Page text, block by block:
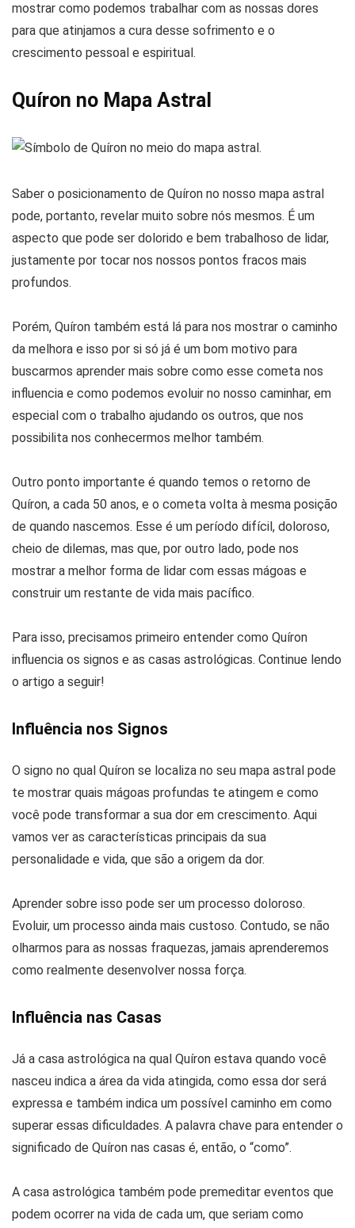
mostrar como podemos trabalhar com as nossas dores
para que atinjamos a cura desse sofrimento e o
crescimento pessoal e espiritual.
Quíron no Mapa Astral
Saber o posicionamento de Quíron no nosso mapa astral
pode, portanto, revelar muito sobre nós mesmos. É um
aspecto que pode ser dolorido e bem trabalhoso de lidar,
justamente por tocar nos nossos pontos fracos mais
profundos.
Porém, Quíron também está lá para nos mostrar o caminho
da melhora e isso por si só já é um bom motivo para
buscarmos aprender mais sobre como esse cometa nos
influencia e como podemos evoluir no nosso caminhar, em
especial com o trabalho ajudando os outros, que nos
possibilita nos conhecermos melhor também.
Outro ponto importante é quando temos o retorno de
Quíron, a cada 50 anos, e o cometa volta à mesma posição
de quando nascemos. Esse é um período difícil, doloroso,
cheio de dilemas, mas que, por outro lado, pode nos
mostrar a melhor forma de lidar com essas mágoas e
construir um restante de vida mais pacífico.
Para isso, precisamos primeiro entender como Quíron
influencia os signos e as casas astrológicas. Continue lendo
o artigo a seguir!
Influência nos Signos
O signo no qual Quíron se localiza no seu mapa astral pode
te mostrar quais mágoas profundas te atingem e como
você pode transformar a sua dor em crescimento. Aqui
vamos ver as características principais da sua
personalidade e vida, que são a origem da dor.
Aprender sobre isso pode ser um processo doloroso.
Evoluir, um processo ainda mais custoso. Contudo, se não
olharmos para as nossas fraquezas, jamais aprenderemos
como realmente desenvolver nossa força.
Influência nas Casas
Já a casa astrológica na qual Quíron estava quando você
nasceu indica a área da vida atingida, como essa dor será
expressa e também indica um possível caminho em como
superar essas dificuldades. A palavra chave para entender o
significado de Quíron nas casas é, então, o “como”.
A casa astrológica também pode premeditar eventos que
podem ocorrer na vida de cada um, que seriam como